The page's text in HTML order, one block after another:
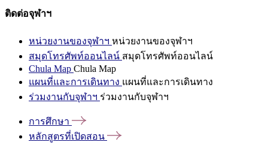
ติดต่อจุฬาฯ
หน่วยงานของจุฬาฯ หน่วยงานของจุฬาฯ
สมุดโทรศัพท์ออนไลน์ สมุดโทรศัพท์ออนไลน์
Chula Map Chula Map
แผนที่และการเดินทาง แผนที่และการเดินทาง
ร่วมงานกับจุฬาฯ ร่วมงานกับจุฬาฯ
การศึกษา
หลักสูตรที่เปิดสอน